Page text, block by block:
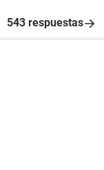
543 respuestas